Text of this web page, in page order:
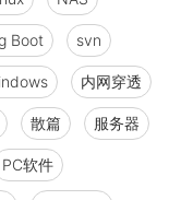
Boot svn
内网穿透
散篇 服务器
PC软件